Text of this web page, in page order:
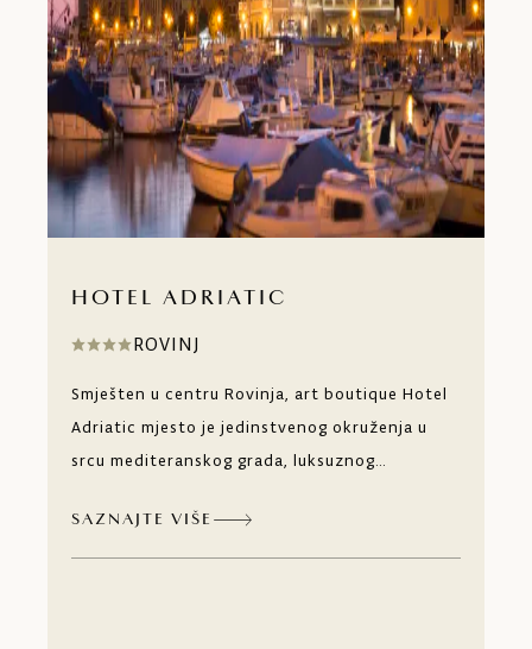
HOTEL ADRIATIC
ROVINJ
Smješten u centru Rovinja, art boutique Hotel
Adriatic mjesto je jedinstvenog okruženja u
srcu mediteranskog grada, luksuznog
korakom kroz jedinstveni ambijent otkrivate
novi povijesni sloj i više od 100 umjetničkih
SAZNAJTE VIŠE